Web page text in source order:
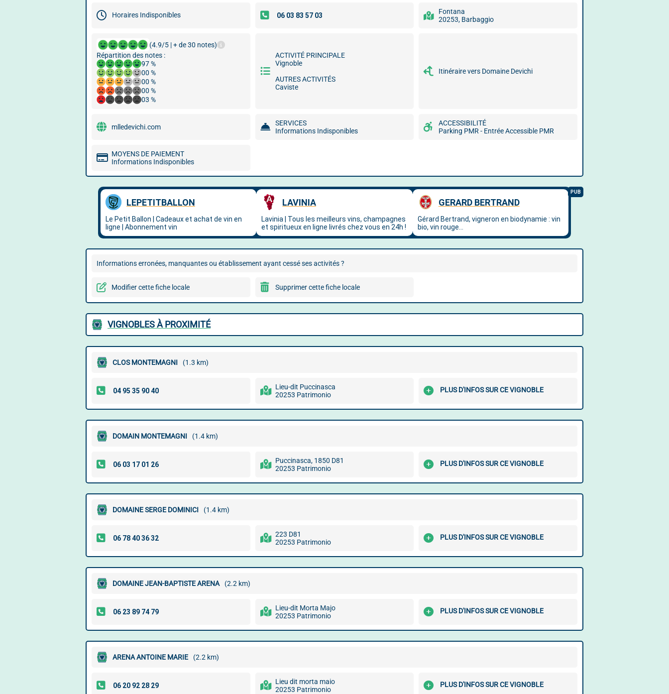
Horaires Indisponibles
Fontana
20253, Barbaggio
(4.9/5 | + de 30 notes)
Répartition des notes :
97 %
00 %
00 %
00 %
03 %
ACTIVITÉ PRINCIPALE
Vignoble
AUTRES ACTIVITÉS
Caviste
Itinéraire vers Domaine Devichi
mlledevichi.com
SERVICES
Informations Indisponibles
ACCESSIBILITÉ
Parking PMR - Entrée Accessible PMR
MOYENS DE PAIEMENT
Informations Indisponibles
Informations erronées, manquantes ou établissement ayant cessé ses activités ?
Modifier cette fiche locale Supprimer cette fiche locale
VIGNOBLES À PROXIMITÉ
CLOS MONTEMAGNI (1.3 km)
Lieu-dit Puccinasca
20253 Patrimonio
PLUS D'INFOS SUR CE VIGNOBLE
DOMAIN MONTEMAGNI (1.4 km)
Puccinasca, 1850 D81
20253 Patrimonio
PLUS D'INFOS SUR CE VIGNOBLE
DOMAINE SERGE DOMINICI (1.4 km)
223 D81
20253 Patrimonio
PLUS D'INFOS SUR CE VIGNOBLE
DOMAINE JEAN-BAPTISTE ARENA (2.2 km)
Lieu-dit Morta Majo
20253 Patrimonio
PLUS D'INFOS SUR CE VIGNOBLE
ARENA ANTOINE MARIE (2.2 km)
Lieu dit morta maio
20253 Patrimonio
PLUS D'INFOS SUR CE VIGNOBLE